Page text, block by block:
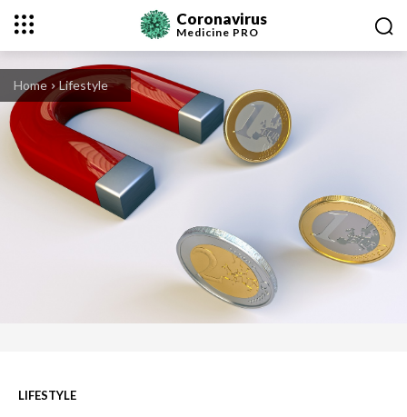
Coronavirus
Medicine PRO
Home Lifestyle
LIFESTYLE